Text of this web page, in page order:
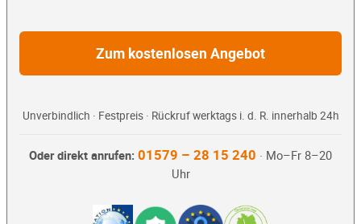
Zum kostenlosen Angebot
Unverbindlich · Festpreis · Rückruf werktags i. d. R. innerhalb 24h
Oder direkt anrufen: 01579 – 28 15 240 · Mo–Fr 8–20
Uhr